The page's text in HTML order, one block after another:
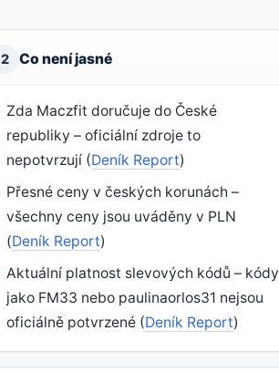
2 Co není jasné
Zda Maczfit doručuje do České
republiky – oficiální zdroje to
nepotvrzují (Deník Report)
Přesné ceny v českých korunách –
všechny ceny jsou uváděny v PLN
(Deník Report)
Aktuální platnost slevových kódů – kódy
jako FM33 nebo paulinaorlos31 nejsou
oficiálně potvrzené (Deník Report)